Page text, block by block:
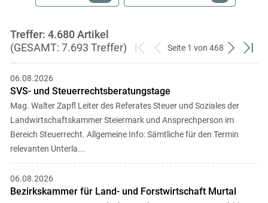
Treffer: 4.680 Artikel
(GESAMT: 7.693 Treffer)
zum
zurück
Set
Seite 1 von 468
weiterzum
SVS- und Steuerrechtsberatungstage
Mag. Walter Zapfl Leiter des Referates Steuer und Soziales der
Landwirtschaftskammer Steiermark und Ansprechperson im
Bereich Steuerrecht. Allgemeine Info: Sämtliche für den Termin
relevanten Unterla...
06.08.2026
Bezirkskammer für Land- und Forstwirtschaft Murtal
06.08.2026